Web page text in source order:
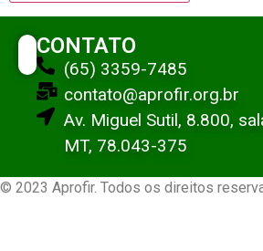
CONTATO
(65) 3359-7485
contato@aprofir.org.br
Av. Miguel Sutil, 8.800,
MT, 78.043-375
© 2023 Aprofir. Todos os direitos